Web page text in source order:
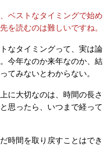
ベストなタイミングで始め
を読むのは難しいですね。
なタイミングって、実は論
今年なのか来年なのか、結
てみないとわからない。
に大切なのは、時間の長さ
思ったら、いつまで経って
時間を取り戻すことはでき